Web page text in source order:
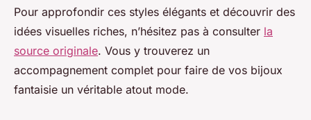
Pour approfondir ces styles élégants et découvrir des
idées visuelles riches, n’hésitez pas à consulter la
source originale. Vous y trouverez un
accompagnement complet pour faire de vos bijoux
fantaisie un véritable atout mode.